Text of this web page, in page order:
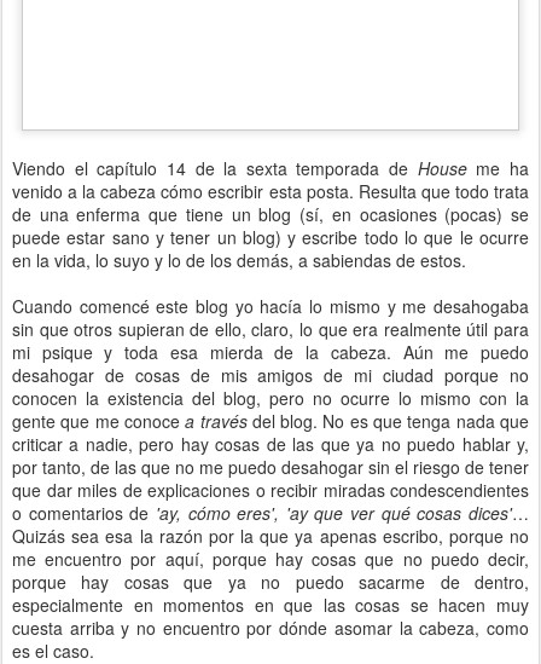
Viendo el capítulo 14 de la sexta temporada de Houseme ha
venido a la cabeza cómo escribir esta posta. Resulta que todo trata
de una enferma que tiene un blog (sí, en ocasiones (pocas) se
puede estar sano y tener un blog) y escribe todo lo que le ocurre
en la vida, lo suyo y lo de los demás, a sabiendas de estos.
Cuando comencé este blog yo hacía lo mismo y me desahogaba
sin que otros supieran de ello, claro, lo que era realmente útil para
mi psique y toda esa mierda de la cabeza. Aún me puedo
desahogar de cosas de mis amigos de mi ciudad porque no
conocen la existencia del blog, pero no ocurre lo mismo con la
gente que me conocea travésdel blog. No es que tenga nada que
criticar a nadie, pero hay cosas de las que ya no puedo hablar y,
por tanto, de las que no me puedo desahogar sin el riesgo de tener
que dar miles de explicaciones o recibir miradas condescendientes
o comentarios de 'ay, cómo eres', 'ay que ver qué cosas dices'…
Quizás sea esa la razón por la que ya apenas escribo, porque no
me encuentro por aquí, porque hay cosas que no puedo decir,
porque hay cosas que ya no puedo sacarme de dentro,
especialmente en momentos en que las cosas se hacen muy
cuesta arriba y no encuentro por dónde asomar la cabeza, como
es el caso.